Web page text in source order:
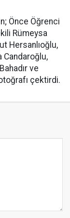
Önce Öğrenci
Rümeysa
Hersanlıoğlu,
Candaroğlu,
ve
çektirdi.